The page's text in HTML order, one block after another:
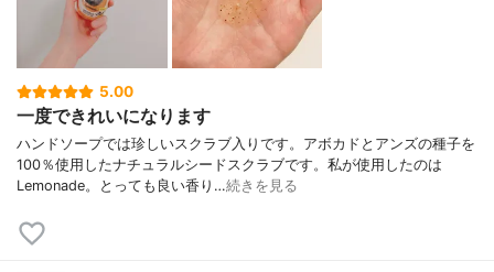
5.00
一度できれいになります
ハンドソープでは珍しいスクラブ入りです。アボカドとアンズの種子を
100％使用したナチュラルシードスクラブです。私が使用したのは
Lemonade。とっても良い香り…続きを見る